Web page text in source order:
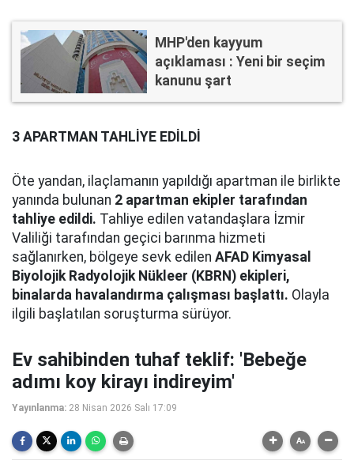
MHP'den kayyum
açıklaması : Yeni bir seçim
kanunu şart
3 APARTMAN TAHLİYE EDİLDİ
Öte yandan, ilaçlamanın yapıldığı apartman ile birlikte
yanında bulunan 2 apartman ekipler tarafından
tahliye edildi. Tahliye edilen vatandaşlara İzmir
Valiliği tarafından geçici barınma hizmeti
sağlanırken, bölgeye sevk edilen AFAD Kimyasal
Biyolojik Radyolojik Nükleer (KBRN) ekipleri,
binalarda havalandırma çalışması başlattı. Olayla
ilgili başlatılan soruşturma sürüyor.
Ev sahibinden tuhaf teklif: 'Bebeğe
adımı koy kirayı indireyim'
Yayınlanma: 28 Nisan 2026 Salı 17:09